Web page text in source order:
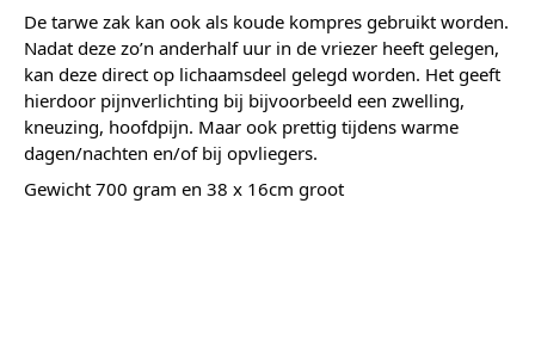
De tarwe zak kan ook als koude kompres gebruikt worden.
Nadat deze zo’n anderhalf uur in de vriezer heeft gelegen,
kan deze direct op lichaamsdeel gelegd worden. Het geeft
hierdoor pijnverlichting bij bijvoorbeeld een zwelling,
kneuzing, hoofdpijn. Maar ook prettig tijdens warme
dagen/nachten en/of bij opvliegers.
Gewicht 700 gram en 38 x 16cm groot